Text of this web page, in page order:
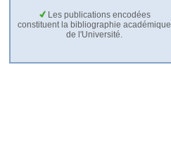
Les publications encodées
constituent la bibliographie académique
de l'Université.